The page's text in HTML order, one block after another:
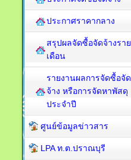
ประกาศราคากลาง
สรุปผลจัดซื้อจัดจ้างราย
เดือน
รายงานผลการจัดซื้อจัด
จ้าง หรือการจัดหาพัสดุ
ประจำปี
ศูนย์ข้อมูลข่าวสาร
LPA ท.ต.ปราณบุรี